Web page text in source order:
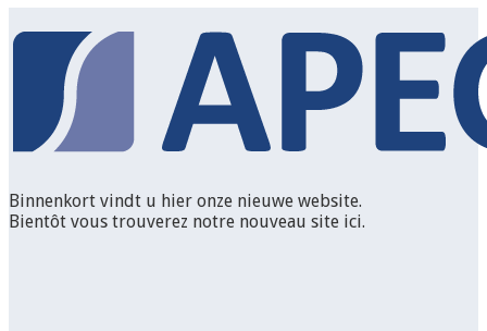
Binnenkort vindt u hier onze nieuwe website.
Bientôt vous trouverez notre nouveau site ici.